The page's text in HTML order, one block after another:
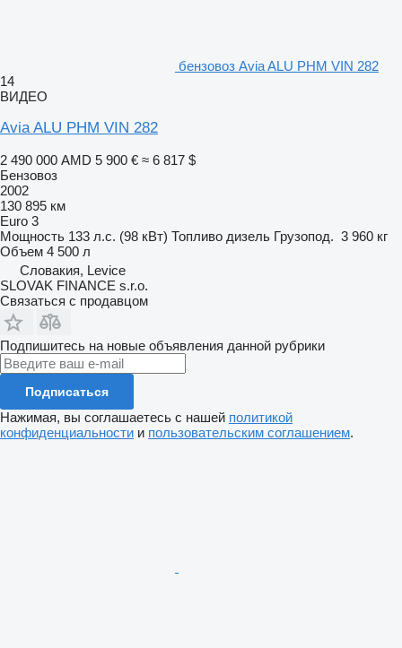
бензовоз Avia ALU PHM VIN 282
14
ВИДЕО
Avia ALU PHM VIN 282
2 490 000 AMD 5 900 € ≈ 6 817 $
Бензовоз
2002
130 895 км
Euro 3
Мощность 133 л.с. (98 кВт) Топливо дизель Грузопод. 3 960 кг
Объем 4 500 л
Словакия, Levice
SLOVAK FINANCE s.r.o.
Связаться с продавцом
Подпишитесь на новые объявления данной рубрики
Подписаться
Нажимая, вы соглашаетесь с нашей политикой
конфиденциальности и пользовательским соглашением.